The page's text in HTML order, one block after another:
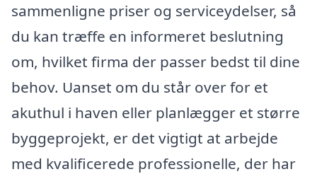
sammenligne priser og serviceydelser, så
du kan træffe en informeret beslutning
om, hvilket firma der passer bedst til dine
behov. Uanset om du står over for et
akuthul i haven eller planlægger et større
byggeprojekt, er det vigtigt at arbejde
med kvalificerede professionelle, der har